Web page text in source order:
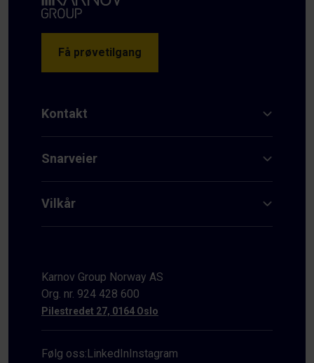
Få prøvetilgang
Kontakt
Snarveier
Vilkår
Karnov Group Norway AS
Org. nr. 924 428 600
Pilestredet 27, 0164 Oslo
Følg oss:LinkedInInstagram